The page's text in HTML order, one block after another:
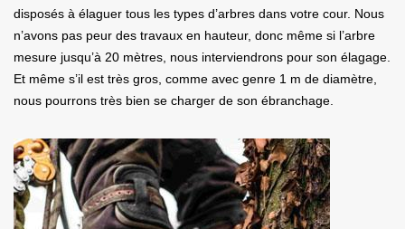
disposés à élaguer tous les types d’arbres dans votre cour. Nous
n’avons pas peur des travaux en hauteur, donc même si l’arbre
mesure jusqu’à 20 mètres, nous interviendrons pour son élagage.
Et même s’il est très gros, comme avec genre 1 m de diamètre,
nous pourrons très bien se charger de son ébranchage.